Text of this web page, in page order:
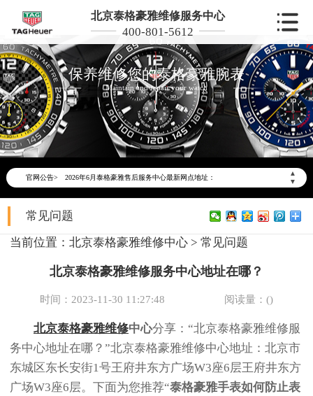
北京泰格豪雅维修服务中心
400-801-5612
保养维修您的泰格豪雅腕表
Maintain and repair your watch
官网公告>
▲
▼
2026年6月泰格豪雅北京市售后服务网络优化升级公告
2026年6月北京市泰格豪雅官方售后客户服务热线：400-801-5612
2026年6月泰格豪雅售后服务中心最新网点地址：
北京市东城区东长安街1号东方广场写字楼W3座6层602室（需提前预约）
北京市朝阳区建国门外大街甲6号华熙国际中心写字楼D座11层1102室（需提前预约）
节假日正常营业！
常见问题
当前位置： 北京泰格豪雅维修中心 > 常见问题
北京泰格豪雅维修服务中心地址在哪？
时间：2023-11-30 11:27:48 阅读量：()
北京泰格豪雅维修中心分享：“北京泰格豪雅维修服
务中心地址在哪？”北京泰格豪雅维修中心地址：北京市
东城区东长安街1号王府井东方广场W3座6层王府井东方
广场W3座6层。下面为您推荐“泰格豪雅手表如何防止表